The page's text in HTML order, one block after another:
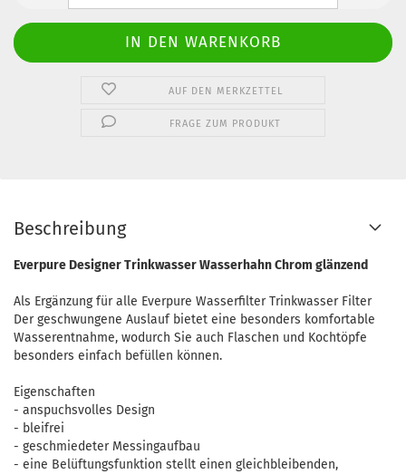
AUF DEN MERKZETTEL
FRAGE ZUM PRODUKT
Beschreibung
Everpure Designer Trinkwasser Wasserhahn Chrom glänzend
Als Ergänzung für alle Everpure Wasserfilter Trinkwasser Filter
Der geschwungene Auslauf bietet eine besonders komfortable
Wasserentnahme, wodurch Sie auch Flaschen und Kochtöpfe
besonders einfach befüllen können.
Eigenschaften
- anspuchsvolles Design
- bleifrei
- geschmiedeter Messingaufbau
- eine Belüftungsfunktion stellt einen gleichbleibenden,